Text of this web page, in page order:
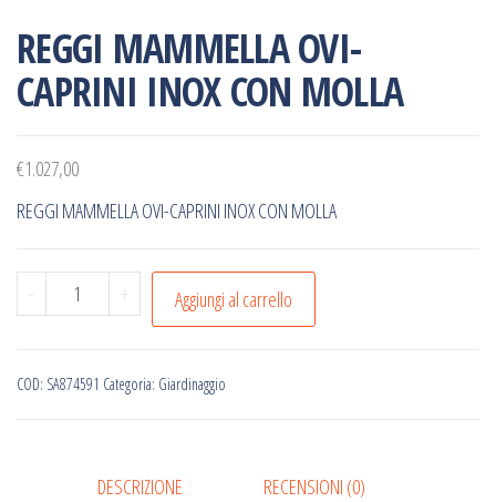
REGGI MAMMELLA OVI-
CAPRINI INOX CON MOLLA
€1.027,00
REGGI MAMMELLA OVI-CAPRINI INOX CON MOLLA
-
REGGI
MAMMELLA
CAPRINI
+ Aggiungi al carrello
COD: SA874591 Categoria: Giardinaggio
DESCRIZIONE RECENSIONI (0)